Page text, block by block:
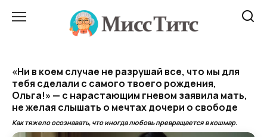
«Ни в коем случае не разрушай все, что мы для
тебя сделали с самого твоего рождения,
Ольга!» — с нарастающим гневом заявила мать,
не желая слышать о мечтах дочери о свободе
Как тяжело осознавать, что иногда любовь превращается в кошмар.